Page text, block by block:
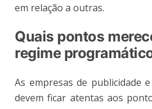
em relação a outras.
Quais pontos
regime
As empresas de publicidade
devem ficar atentas aos